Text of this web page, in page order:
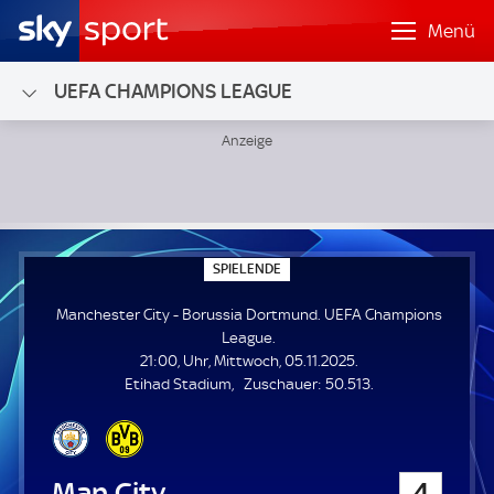
Menü
UEFA CHAMPIONS LEAGUE
Manchester City - Borussia Dortmund; UEFA Champions
SPIELENDE
P
E
N
E
Manchester City - Borussia Dortmund. UEFA Champions
League.
21:00, Uhr, Mittwoch, 05.11.2025.
Etihad Stadium
Zuschauer: Z
50.513.